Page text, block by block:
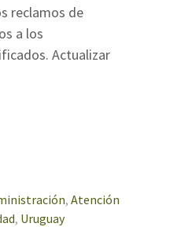
reclamos de
a los
Actualizar
, Atención
, Uruguay